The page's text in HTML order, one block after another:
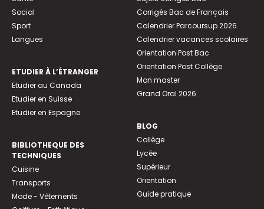
Social
Sport
Langues
ETUDIER À L’ÉTRANGER
Etudier au Canada
Etudier en Suisse
Etudier en Espagne
BIBLIOTHEQUE DES
TECHNIQUES
Cuisine
Transports
Mode - Vêtements
Corrigés Bac de Français
Calendrier Parcoursup 2026
Calendrier vacances scolaires
Orientation Post Bac
Orientation Post Collège
Mon master
Grand Oral 2026
BLOG
Collège
Lycée
Supérieur
Orientation
Guide pratique